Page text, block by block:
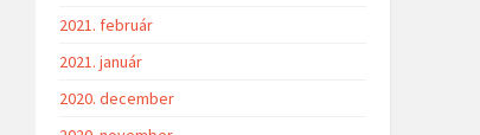
2021. február
2021. január
2020. december